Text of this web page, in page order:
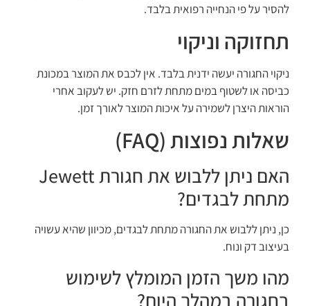
להסיר על פי הנחייה רפואית בלבד.
תחזוקה וניקוי
ניקוי החגורה יעשה ידנית בלבד. אין לכבס את המוצר במכונת
כביסה או לשטוף במים מתחת לזרם חזק. יש לעקוב אחרי
הוראות היצרן לשמירה על איכות המוצר לאורך זמן.
שאלות נפוצות (FAQ)
האם ניתן ללבוש את חגורת Jewett
מתחת לבגדים?
כן, ניתן ללבוש את החגורה מתחת לבגדים, מכיוון שהיא עשויה
בעיצוב דק ונוח.
מהו משך הזמן המומלץ לשימוש
בחגורה במהלך היום?